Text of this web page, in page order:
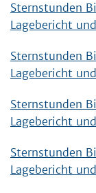
Sternstunden
Lagebericht
Sternstunden
Lagebericht
Sternstunden
Lagebericht
Sternstunden
Lagebericht